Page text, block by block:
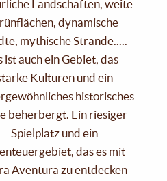
Landschaften, weite
dynamische
mythische Strände.....
ist auch ein Gebiet, das
Kulturen und ein
historisches
beherbergt. Ein riesiger
Spielplatz und ein
das es mit
Aventura zu entdecken